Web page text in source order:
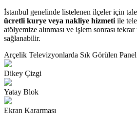
İstanbul genelinde listelenen ilçeler için
ücretli kurye veya nakliye hizmeti ile
atölyemize alınması ve işlem sonrası
sağlanabilir.
Arçelik Televizyonlarda Sık Görülen Panel
Dikey Çizgi
Yatay Blok
Ekran Kararması